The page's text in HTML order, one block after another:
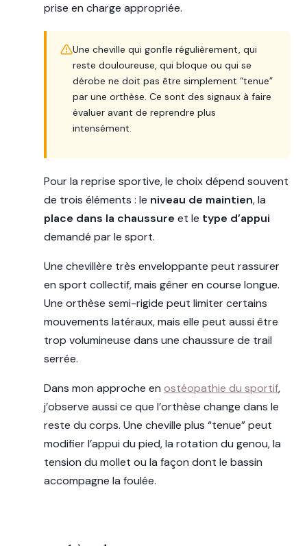
prise en charge appropriée.
Une cheville qui gonfle régulièrement, qui
reste douloureuse, qui bloque ou qui se
dérobe ne doit pas être simplement “tenue”
par une orthèse. Ce sont des signaux à faire
évaluer avant de reprendre plus
intensément.
Pour la reprise sportive, le choix dépend souvent
de trois éléments : le niveau de maintien, la
place dans la chaussure et le type d’appui
demandé par le sport.
Une chevillère très enveloppante peut rassurer
en sport collectif, mais gêner en course longue.
Une orthèse semi-rigide peut limiter certains
mouvements latéraux, mais elle peut aussi être
trop volumineuse dans une chaussure de trail
serrée.
Dans mon approche en ostéopathie du sportif,
j’observe aussi ce que l’orthèse change dans le
reste du corps. Une cheville plus “tenue” peut
modifier l’appui du pied, la rotation du genou, la
tension du mollet ou la façon dont le bassin
accompagne la foulée.